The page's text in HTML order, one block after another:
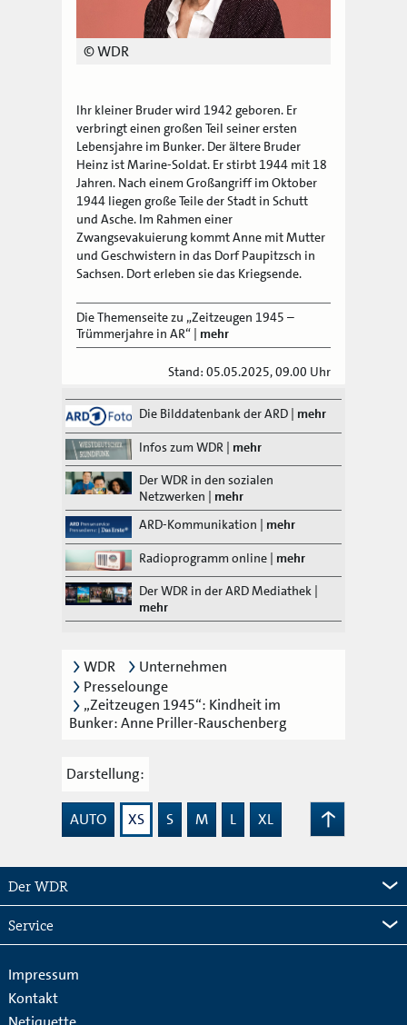
© WDR
Ihr kleiner Bruder wird 1942 geboren. Er
verbringt einen großen Teil seiner ersten
Lebensjahre im Bunker. Der ältere Bruder
Heinz ist Marine-Soldat. Er stirbt 1944 mit 18
Jahren. Nach einem Großangriff im Oktober
1944 liegen große Teile der Stadt in Schutt
und Asche. Im Rahmen einer
Zwangsevakuierung kommt Anne mit Mutter
und Geschwistern in das Dorf Paupitzsch in
Sachsen. Dort erleben sie das Kriegsende.
Die Themenseite zu „Zeitzeugen 1945 –
Trümmerjahre in AR“ | mehr
Stand: 05.05.2025, 09.00 Uhr
Die Bilddatenbank der ARD | mehr
Infos zum WDR | mehr
Der WDR in den sozialen
Netzwerken | mehr
ARD-Kommunikation | mehr
Radioprogramm online | mehr
Der WDR in der ARD Mediathek
mehr
WDR
Unternehmen
Presselounge
„Zeitzeugen 1945“: Kindheit im
Bunker: Anne Priller-Rauschenberg
Darstellung:
AUTO XS S M L
XL
Zum
Der WDR
Service
Impressum
Kontakt